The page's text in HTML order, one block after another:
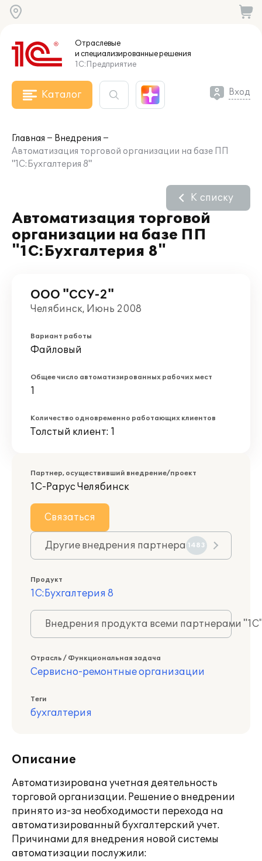
Отраслевые
и специализированныерешения
1С:Предприятие
Каталог Вход
Главная
Внедрения
Автоматизация торговой организации на базе ПП
"1С:Бухгалтерия 8"
Автоматизация торговой
организации на базе ПП
"1С:Бухгалтерия 8"
К списку
ООО "ССУ-2"
Челябинск, Июнь 2008
Вариант работы
Файловый
Общее число автоматизированных рабочих мест
1
Количество одновременно работающих клиентов
Толстый клиент: 1
Партнер, осуществивший внедрение/проект
1С-Рарус Челябинск
Связаться
Другие внедрения партнера 1483
Продукт
1С:Бухгалтерия 8
Внедрения продукта всеми партнерами
Отрасль / Функциональная задача
Сервисно-ремонтные организации
Теги
бухгалтерия
Описание
Автоматизирована учетная деятельность
торговой организации. Решение о внедрении
принято из-за необходимости перехода на
автоматизированный бухгалтерский учет.
Причинами для внедрения новой системы
автоматизации послужили: